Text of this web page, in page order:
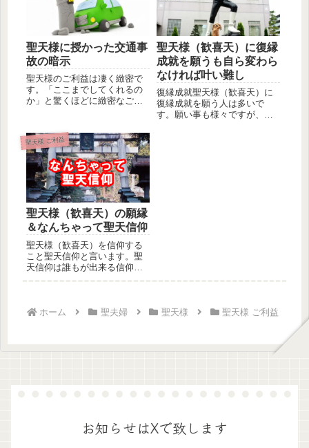
聖天様に授かった交通事
故の暗示
聖天様のご利益は凄く緻密で
す。「ここまでしてくれるの
か」と驚くほどに緻密なご利
聖天様（歓喜天）に復縁
成就を願うも自ら変わら
なければ叶い難し
復縁成就聖天様（歓喜天）に
復縁成就を願う人は多いで
す。願い事も様々ですが、こ
聖天様 ご利益
聖天様（歓喜天）の願縁
＆なんちゃって聖天信仰
聖天様（歓喜天）を信仰する
こと聖天信仰と言います。聖
天信仰は誰もが出来る信仰で
ホーム 聖夫婦 聖天様 聖天様 ご利益
お知らせはXで致します